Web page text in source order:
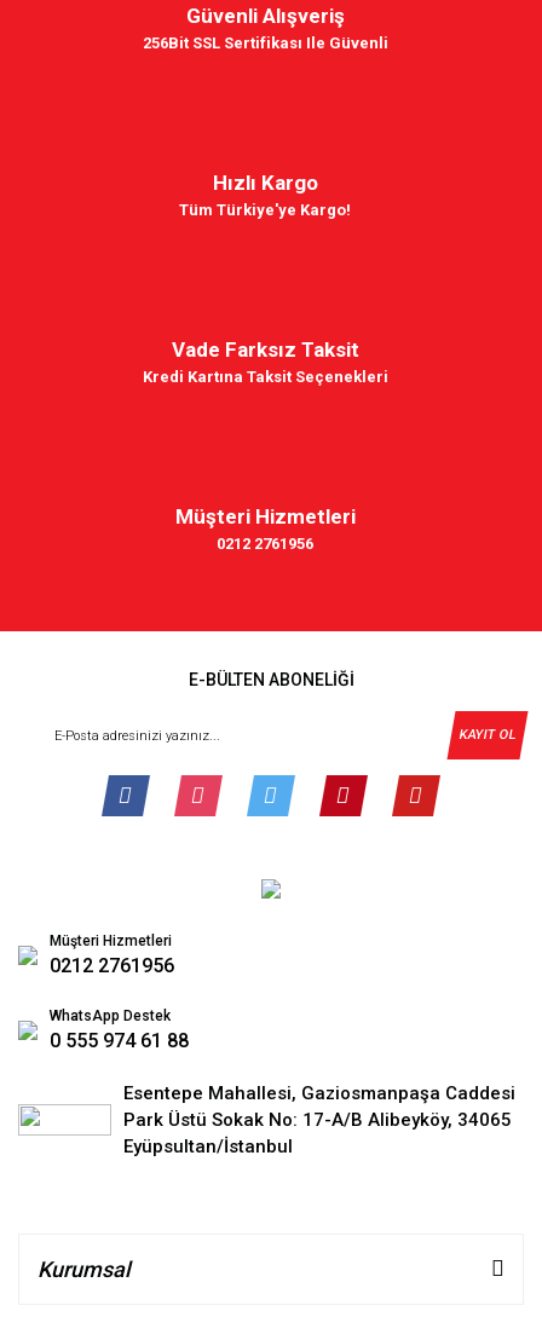
Güvenli Alışveriş
256Bit SSL Sertifikası Ile Güvenli
Hızlı Kargo
Tüm Türkiye'ye Kargo!
Vade Farksız Taksit
Kredi Kartına Taksit Seçenekleri
Müşteri Hizmetleri
0212 2761956
E-BÜLTEN ABONELİĞİ
KAYIT OL
Müşteri Hizmetleri
0212 2761956
WhatsApp Destek
0 555 974 61 88
Esentepe Mahallesi, Gaziosmanpaşa Caddesi
Park Üstü Sokak No: 17-A/B Alibeyköy, 34065
Eyüpsultan/İstanbul
Kurumsal